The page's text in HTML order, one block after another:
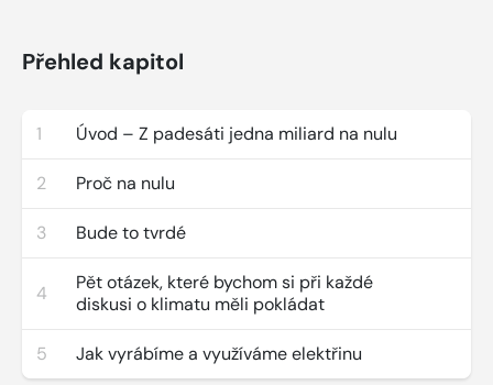
Přehled kapitol
1 Úvod – Z padesáti jedna miliard na nulu
2 Proč na nulu
3 Bude to tvrdé
4
Pět otázek, které bychom si při každé
diskusi o klimatu měli pokládat
5 Jak vyrábíme a využíváme elektřinu